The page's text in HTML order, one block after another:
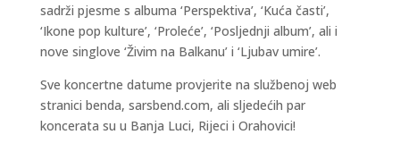
sadrži pjesme s albuma ‘Perspektiva’, ‘Kuća časti’,
‘Ikone pop kulture’, ‘Proleće’, ‘Posljednji album’, ali i
nove singlove ‘Živim na Balkanu’ i ‘Ljubav umire’.
Sve koncertne datume provjerite na službenoj web
stranici benda, sarsbend.com, ali sljedećih par
koncerata su u Banja Luci, Rijeci i Orahovici!